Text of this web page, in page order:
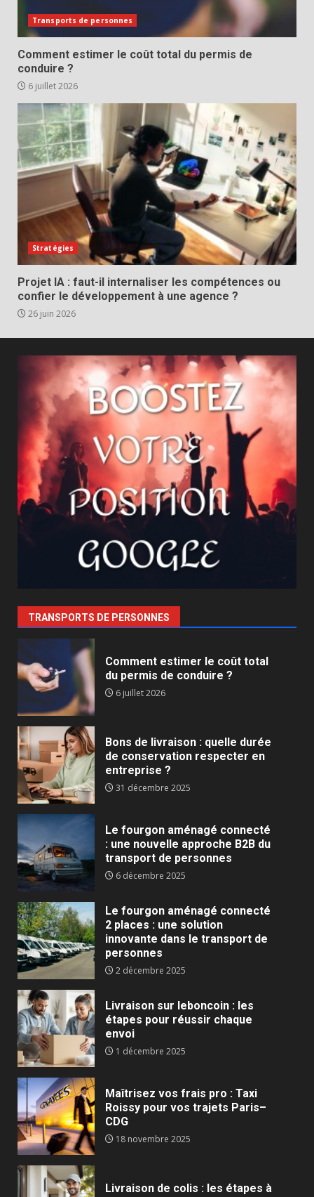
Transports de personnes
Comment estimer le coût total du permis de
conduire ?
6 juillet 2026
Stratégies
Projet IA : faut-il internaliser les compétences ou
confier le développement à une agence ?
26 juin 2026
TRANSPORTS DE PERSONNES
Comment estimer le coût total
du permis de conduire ?
6 juillet 2026
Bons de livraison : quelle durée
de conservation respecter en
entreprise ?
31 décembre 2025
Le fourgon aménagé connecté
: une nouvelle approche B2B du
transport de personnes
6 décembre 2025
Le fourgon aménagé connecté
2 places : une solution
innovante dans le transport de
personnes
2 décembre 2025
Livraison sur leboncoin : les
étapes pour réussir chaque
envoi
1 décembre 2025
Maîtrisez vos frais pro : Taxi
Roissy pour vos trajets Paris–
CDG
18 novembre 2025
Livraison de colis : les étapes à